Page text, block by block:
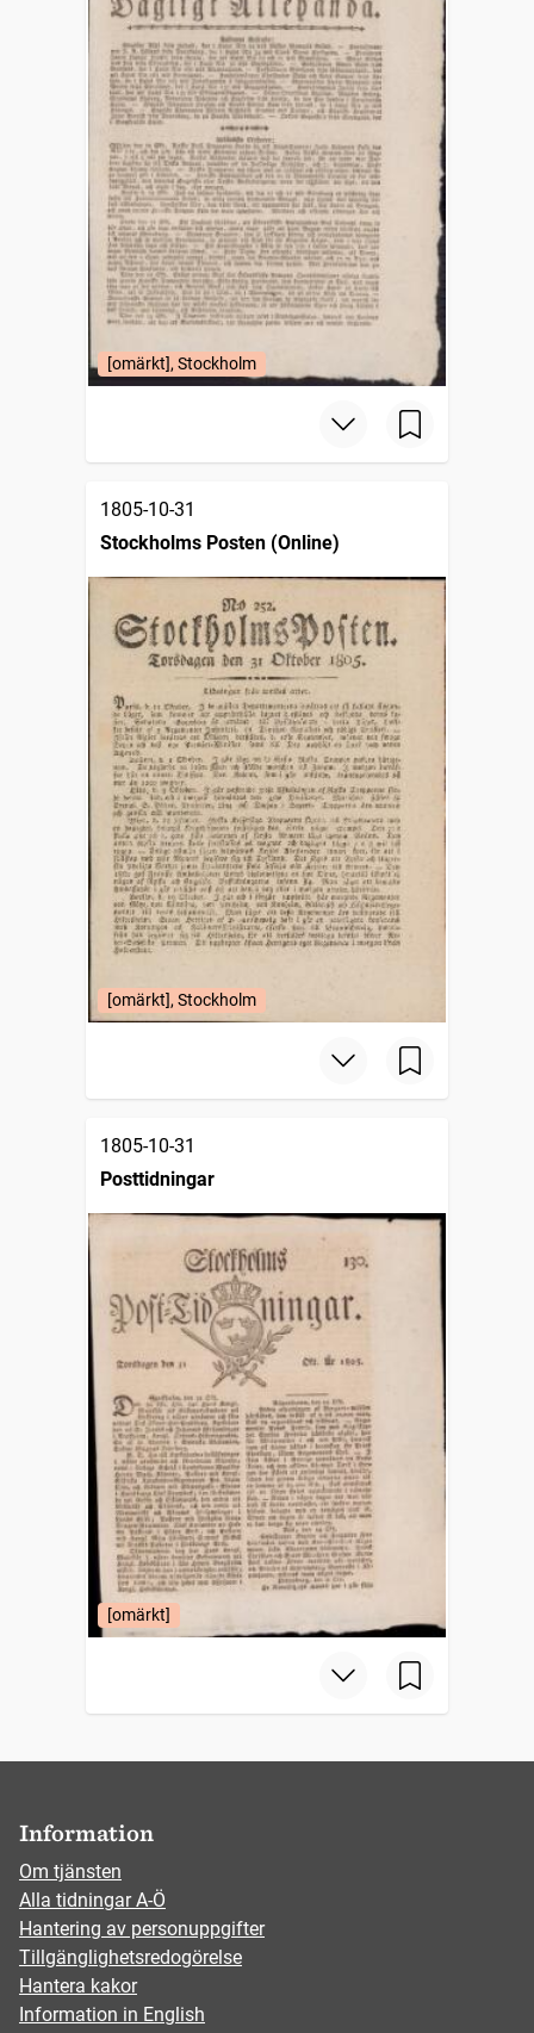
[omärkt], Stockholm
1805-10-31
Stockholms Posten (Online)
[omärkt], Stockholm
1805-10-31
Posttidningar
[omärkt]
Information
Om tjänsten
Alla tidningar A-Ö
Hantering av personuppgifter
Tillgänglighetsredogörelse
Hantera kakor
Information in English